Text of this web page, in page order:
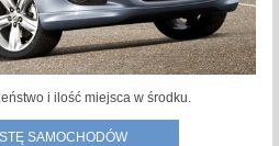
i ilość miejsca w środku.
SAMOCHODÓW